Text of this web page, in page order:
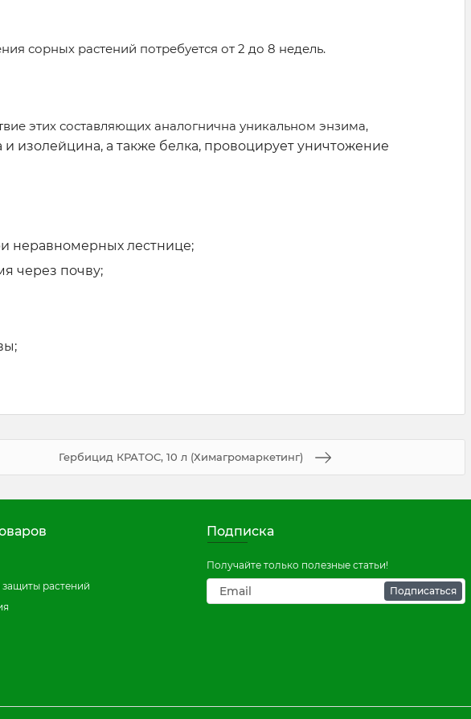
сорных растений потребуется от 2 до 8 недель.
этих составляющих аналогнична уникальном энзима,
изолейцина, а также белка, провоцирует уничтожение
неравномерных лестнице;
через почву;
Гербицид КРАТОС, 10 л (Химагромаркетинг)
защиты растений
Подписка
Получайте только полезные статьи!
Подписаться